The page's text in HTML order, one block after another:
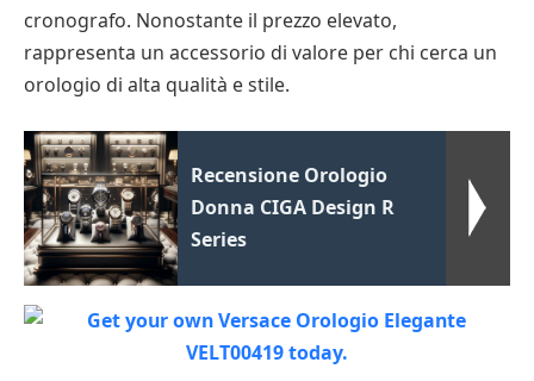
cronografo. Nonostante il prezzo elevato,
rappresenta un accessorio di valore per chi cerca un
orologio di alta qualità e stile.
Recensione Orologio
Donna CIGA Design R
Series